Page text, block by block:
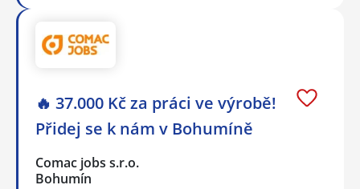
🔥 37.000 Kč za práci ve výrobě!
Přidej se k nám v Bohumíně
Comac jobs s.r.o.
Bohumín